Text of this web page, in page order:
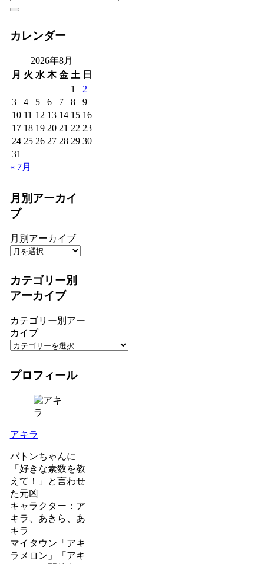
カレンダー
2026年8月
月 火 水 木 金 土 日
1
2
3
4 5 6 7 8
9
10 11 12 13 14 15 16
17 18 19 20 21 22 23
24 25 26 27 28 29 30
31
« 7月
月別アーカイ
ブ
月別アーカイブ
カテゴリー別
アーカイブ
カテゴリー別アー
カイブ
プロフィール
アキラ
バトンちゃんに
「好きな素数を教
えて！」と言わせ
た元凶
キャラクター：ア
キラ、あきら、あ
キラ
マイタウン「アキ
ラメロン」「アキ